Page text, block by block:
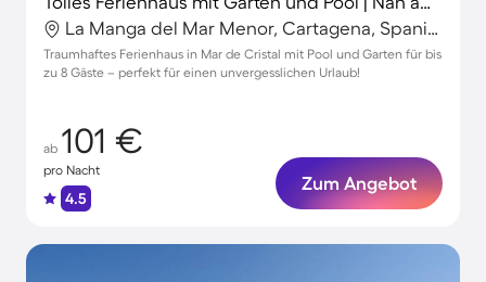
La Manga del Mar Menor, Cartagena, Spanien
Traumhaftes Ferienhaus in Mar de Cristal mit Pool und Garten für bis
zu 8 Gäste – perfekt für einen unvergesslichen Urlaub!
ab 101 €
pro Nacht
4.5
Zum Angebot